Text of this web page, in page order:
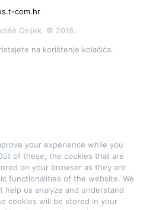
com.hr
Osijek. © 2018.
na korištenje kolačića.
your experience while you
of these, the cookies that are
on your browser as they are
functionalities of the website. We
us analyze and understand
cookies will be stored in your